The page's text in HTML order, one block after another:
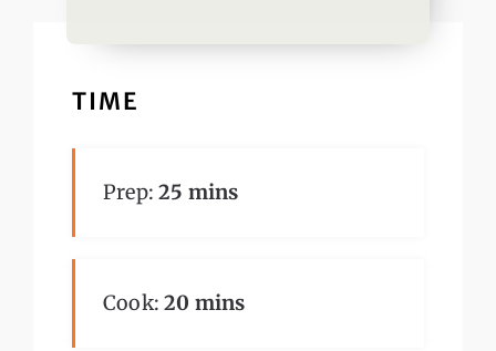
TIME
Prep:25 mins
Cook:20 mins